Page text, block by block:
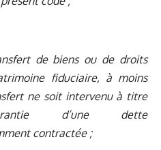
de biens ou de droits
fiduciaire, à moins
ne soit intervenu à titre
d’une dette
contractée ;